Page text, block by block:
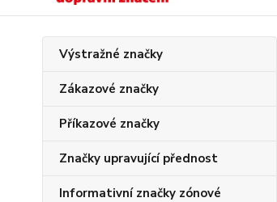
Výstražné značky
Zákazové značky
Příkazové značky
Značky upravující přednost
Informativní značky zónové